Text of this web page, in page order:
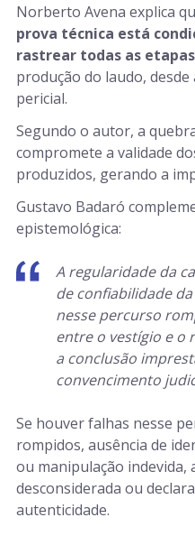
Norberto Avena explica
prova técnica está
rastrear todas as etapas
produção do laudo,
pericial.
Segundo o autor, a
compromete a validade
produzidos, gerando a
Gustavo Badaró
epistemológica:
A regularidade da
de confiabilidade
nesse percurso
entre o vestígio e o
a conclusão
convencimento
Se houver falhas nesse
rompidos, ausência de
ou manipulação indevida,
desconsiderada ou
autenticidade.